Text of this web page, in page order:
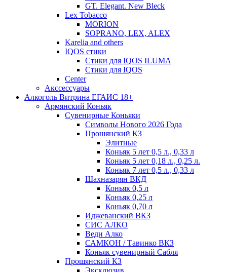
GT. Elegant. New Bleck
Lex Tobacco
MORION
SOPRANO, LEX, ALEX
Karelia and others
IQOS стики
Стики для IQOS ILUMA
Стики для IQOS
Сenter
Акссессуары
Алкоголь Витрина ЕГАИС 18+
Армянский Коньяк
Сувенирные Коньяки
Символы Нового 2026 Года
Прошянский КЗ
Элитные
Коньяк 5 лет 0,5 л., 0,33 л
Коньяк 5 лет 0,18 л., 0,25 л.
Коньяк 7 лет 0,5 л., 0,33 л
Шахназарян ВКД
Коньяк 0,5 л
Коньяк 0,25 л
Коньяк 0,70 л
Иджеванский ВКЗ
СИС АЛКО
Веди Алко
САМКОН / Тавинко ВКЗ
Коньяк сувенирный Сабля
Прошянский КЗ
Эксклюзив